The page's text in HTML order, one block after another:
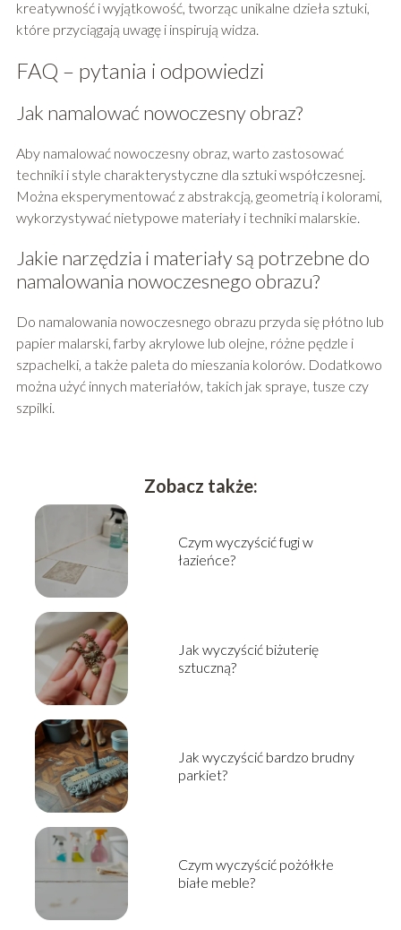
kreatywność i wyjątkowość, tworząc unikalne dzieła sztuki,
które przyciągają uwagę i inspirują widza.
FAQ – pytania i odpowiedzi
Jak namalować nowoczesny obraz?
Aby namalować nowoczesny obraz, warto zastosować
techniki i style charakterystyczne dla sztuki współczesnej.
Można eksperymentować z abstrakcją, geometrią i kolorami,
wykorzystywać nietypowe materiały i techniki malarskie.
Jakie narzędzia i materiały są potrzebne do
namalowania nowoczesnego obrazu?
Do namalowania nowoczesnego obrazu przyda się płótno lub
papier malarski, farby akrylowe lub olejne, różne pędzle i
szpachelki, a także paleta do mieszania kolorów. Dodatkowo
można użyć innych materiałów, takich jak spraye, tusze czy
szpilki.
Zobacz także:
Czym wyczyścić fugi w
łazieńce?
Jak wyczyścić biżuterię
sztuczną?
Jak wyczyścić bardzo brudny
parkiet?
Czym wyczyścić pożółkłe
białe meble?